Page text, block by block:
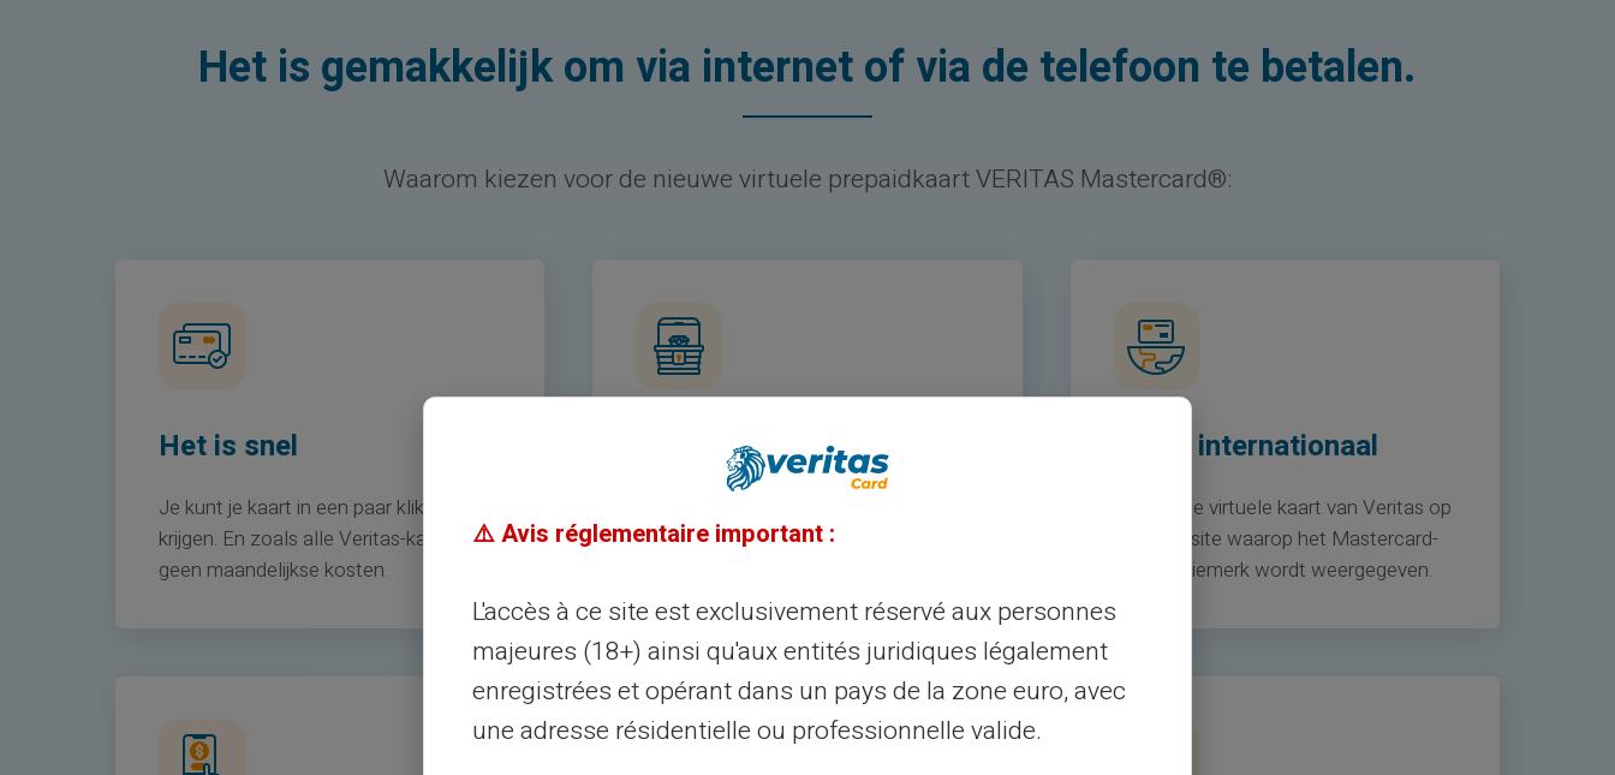
Het is gemakkelijk om via internet of via de telefoon te betalen.
Waarom kiezen voor de nieuwe virtuele prepaidkaart VERITAS Mastercard®:
Het is snel
Je kunt je kaart in een paar klikken
krijgen. En zoals alle Veritas-kaarten:
geen maandelijkse kosten.
Privé-leven
toegang tot je transactiegeschiedenis.
Het is internationaal
Gebruik de virtuele kaart van Veritas op
elke website waarop het Mastercard-
acceptatiemerk wordt weergegeven.
⚠️ Avis réglementaire important :
L'accès à ce site est exclusivement réservé aux personnes
majeures (18+) ainsi qu'aux entités juridiques légalement
enregistrées et opérant dans un pays de la zone euro, avec
une adresse résidentielle ou professionnelle valide.